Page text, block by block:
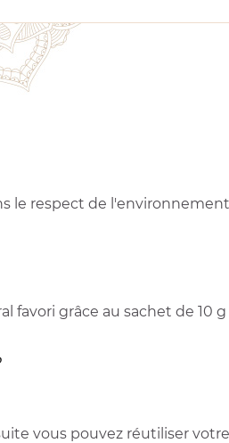
le respect de
grâce au sachet de 10
vous pouvez réutiliser